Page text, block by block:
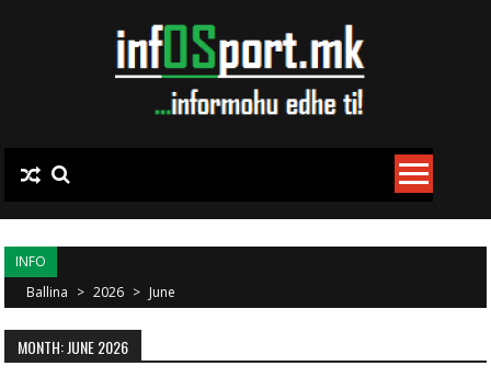
INFO
Ballina > 2026 > June
MONTH: JUNE 2026